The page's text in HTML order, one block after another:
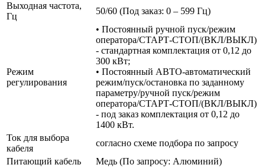
Выходная частота,
Гц
50/60 (Под заказ: 0 – 599 Гц)
Режим
регулирования
• Постоянный ручной пуск/режим
оператора/СТАРТ-СТОП/(ВКЛ/ВЫКЛ)
- стандартная комплектация от 0,12 до
300 кВт;
• Постоянный АВТО-автоматический
режим/пуск/остановка по заданному
параметру/ручной пуск/режим
оператора/СТАРТ-СТОП/(ВКЛ/ВЫКЛ)
- под заказ комплектация от 0,12 до
1400 кВт.
Ток для выбора
кабеля
согласно схеме подбора по запросу
Питающий кабель
Медь (По запросу: Алюминий)